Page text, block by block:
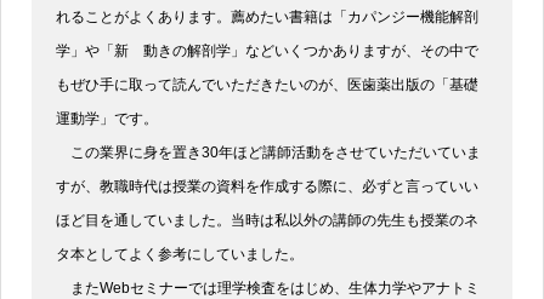
れることがよくあります。薦めたい書籍は「カパンジー機能解剖
学」や「新 動きの解剖学」などいくつかありますが、その中で
もぜひ手に取って読んでいただきたいのが、医歯薬出版の「基礎
運動学」です。
この業界に身を置き30年ほど講師活動をさせていただいていま
すが、教職時代は授業の資料を作成する際に、必ずと言っていい
ほど目を通していました。当時は私以外の講師の先生も授業のネ
タ本としてよく参考にしていました。
またWebセミナーでは理学検査をはじめ、生体力学やアナトミ